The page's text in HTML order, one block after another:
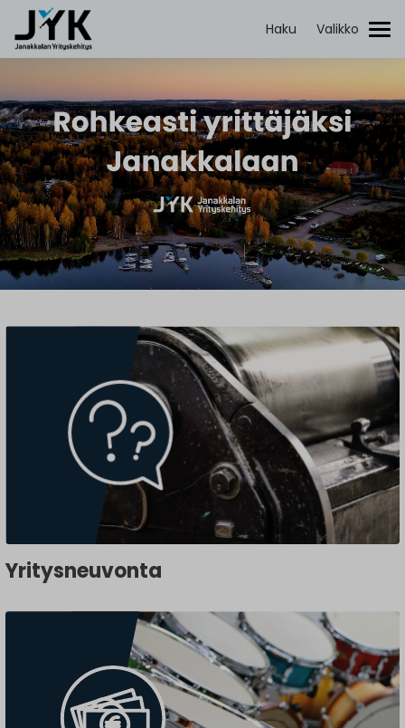
Janakkalan
Yrityskehitys Etsi:
Haku Valikko
Yritysneuvonta